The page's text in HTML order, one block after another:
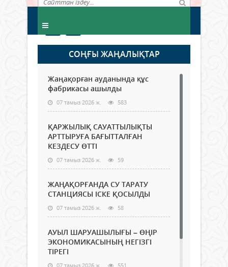
СОҢҒЫ ЖАҢАЛЫҚТАР
Жаңақорған ауданында құс
фабрикасы ашылды
07 тамыз 2026 ж. 583
ҚАРЖЫЛЫҚ САУАТТЫЛЫҚТЫ
АРТТЫРУҒА БАҒЫТТАЛҒАН
КЕЗДЕСУ ӨТТІ
07 тамыз 2026 ж. 59
ЖАҢАҚОРҒАНДА СУ ТАРАТУ
СТАНЦИЯСЫ ІСКЕ ҚОСЫЛДЫ
07 тамыз 2026 ж. 58
АУЫЛ ШАРУАШЫЛЫҒЫ – ӨҢІР
ЭКОНОМИКАСЫНЫҢ НЕГІЗГІ
ТІРЕГІ
07 тамыз 2026 ж. 551